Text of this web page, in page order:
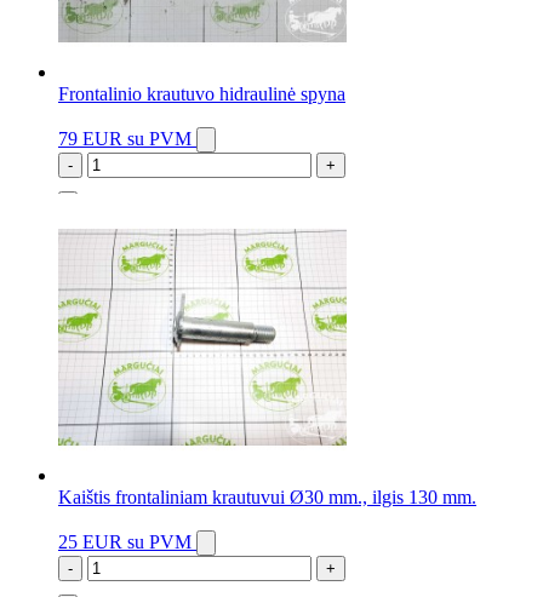
Frontalinio krautuvo hidraulinė spyna
79 EUR su PVM
- +
Kaištis frontaliniam krautuvui Ø30 mm., ilgis 130 mm.
25 EUR su PVM
- +